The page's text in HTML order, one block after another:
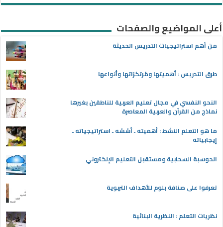
أعلى المواضيع والصفحات
من أهم استراتيجيات التدريس الحديثة
طرق التدريس : أهميتها ومُرتكزاتها وأنواعها
النحو النفسي في مجال تعليم العربية للناطقين بغيرها
نماذج من القرآن والعربية المعاصرة
ما هو التعلم النشط : أهميته ـ أسُسُه ـ استراتيجياته ـ
إيجابياته
الحوسبة السحابية ومستقبل التعليم الإلكتروني
تعرفوا على صنافة بلوم للأهداف التربوية
نظريات التعلم : النظرية البنائية